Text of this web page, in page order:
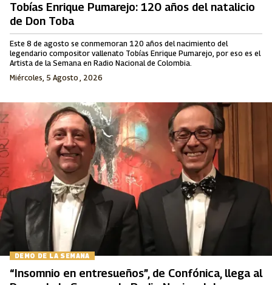
Tobías Enrique Pumarejo: 120 años del natalicio
de Don Toba
Este 8 de agosto se conmemoran 120 años del nacimiento del
legendario compositor vallenato Tobías Enrique Pumarejo, por eso es el
Artista de la Semana en Radio Nacional de Colombia.
Miércoles, 5 Agosto , 2026
DEMO DE LA SEMANA
“Insomnio en entresueños”, de Confónica, llega al